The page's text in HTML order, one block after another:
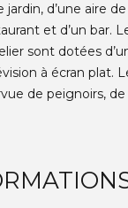
jardin, d’une aire
et d’un bar.
sont dotées
à écran plat.
de peignoirs,